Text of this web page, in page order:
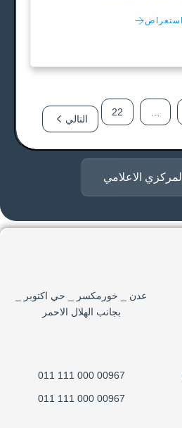
استعراض
22
التالي
المركزي الاعلامي
عدن _ خورمكسر _ حي اكتوبر _
بجانب الهلال الاحمر
00967 000 111 011
00967 000 111 011